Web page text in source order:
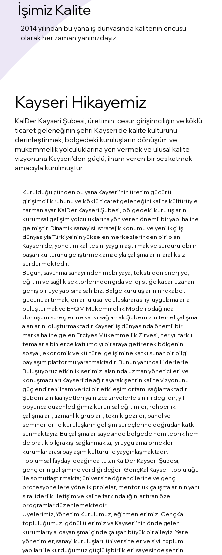
İşimiz Kalite
2014 yılından bu yana iş dünyasında kalitenin öncüsü
olarak her zaman yanınızdayız.
Kayseri Hikayemiz
KalDer Kayseri Şubesi, üretimin, cesur girişimciliğin ve köklü
ticaret geleneğinin şehri Kayseri’de kalite kültürünü
derinleştirmek, bölgedeki kuruluşların dönüşüm ve
mükemmellik yolculuklarına yön vermek ve ulusal kalite
vizyonuna Kayseri’den güçlü, ilham veren bir ses katmak
amacıyla kurulmuştur.
Kurulduğu günden bu yana Kayseri’nin üretim gücünü,
girişimcilik ruhunu ve köklü ticaret geleneğini kalite kültürüyle
harmanlayan KalDer Kayseri Şubesi, bölgedeki kuruluşların
kurumsal gelişim yolculuklarına yön veren önemli bir yapı haline
gelmiştir. Dinamik sanayisi, stratejik konumu ve yenilikçi iş
dünyasıyla Türkiye’nin yükselen merkezlerinden biri olan
Kayseri’de, yönetim kalitesini yaygınlaştırmak ve sürdürülebilir
başarı kültürünü geliştirmek amacıyla çalışmalarını aralıksız
sürdürmektedir.
Bugün; savunma sanayiinden mobilyaya, tekstilden enerjiye,
eğitim ve sağlık sektörlerinden gıda ve lojistiğe kadar uzanan
geniş bir üye yapısına sahibiz. Bölge kuruluşlarının rekabet
gücünü artırmak, onları ulusal ve uluslararası iyi uygulamalarla
buluşturmak ve EFQM Mükemmellik Modeli odağında
dönüşüm süreçlerine katkı sağlamak Şubemizin temel çalışma
alanlarını oluşturmaktadır.Kayseri iş dünyasında önemli bir
marka haline gelen Erciyes Mükemmellik Zirvesi, her yıl farklı
temalarla binlerce katılımcıyı bir araya getirerek bölgenin
sosyal, ekonomik ve kültürel gelişimine katkı sunan bir bilgi
paylaşım platformu yaratmaktadır. Bunun yanında Liderlerle
Buluşuyoruz etkinlik serimiz, alanında uzman yöneticileri ve
konuşmacıları Kayseri’de ağırlayarak şehrin kalite vizyonunu
güçlendiren ilham verici bir etkileşim ortamı sağlamaktadır.
Şubemizin faaliyetleri yalnızca zirvelerle sınırlı değildir; yıl
boyunca düzenlediğimiz kurumsal eğitimler, rehberlik
çalışmaları, uzmanlık grupları, teknik geziler, panel ve
seminerler ile kuruluşların gelişim süreçlerine doğrudan katkı
sunmaktayız. Bu çalışmalar sayesinde bölgede hem teorik hem
de pratik bilgi akışı sağlanmakta, iyi uygulama örnekleri
kurumlar arası paylaşım kültürü ile yaygınlaşmaktadır.
Toplumsal faydayı odağında tutan KalDer Kayseri Şubesi,
gençlerin gelişimine verdiği değeri GençKal Kayseri topluluğu
ile somutlaştırmakta; üniversite öğrencilerine ve genç
profesyonellere yönelik projeler, mentorluk çalışmalarının yanı
sıra liderlik, iletişim ve kalite farkındalığını artıran özel
programlar düzenlemektedir.
Üyelerimiz, Yönetim Kurulumuz, eğitmenlerimiz, GençKal
topluluğumuz, gönüllülerimiz ve Kayseri’nin önde gelen
kurumlarıyla, dayanışma içinde çalışan büyük bir aileyiz. Yerel
yönetimler, sanayi kuruluşları, üniversiteler ve sivil toplum
yapıları ile kurduğumuz güçlü iş birlikleri sayesinde şehrin